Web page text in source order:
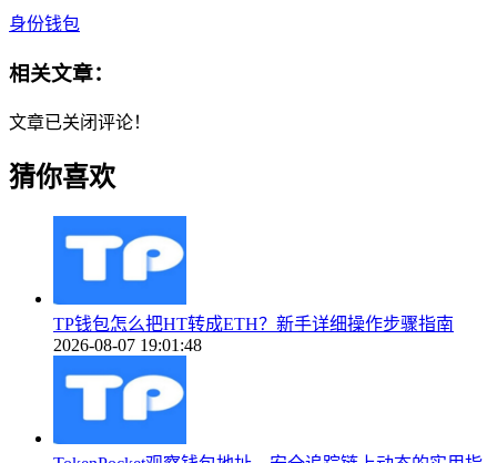
身份钱包
相关文章：
文章已关闭评论！
猜你喜欢
TP钱包怎么把HT转成ETH？新手详细操作步骤指南
2026-08-07 19:01:48